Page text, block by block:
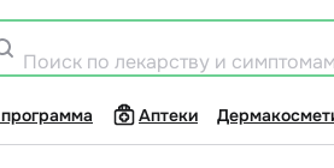
Поиск по лекарству и
Аптеки